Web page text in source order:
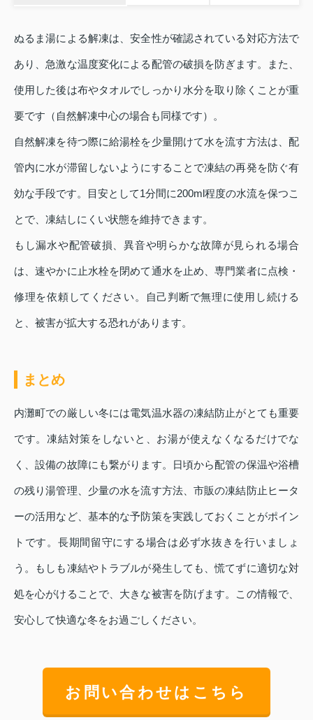
ぬるま湯による解凍は、安全性が確認されている対応方法で
あり、急激な温度変化による配管の破損を防ぎます。また、
使用した後は布やタオルでしっかり水分を取り除くことが重
要です（自然解凍中心の場合も同様です）。
自然解凍を待つ際に給湯栓を少量開けて水を流す方法は、配
管内に水が滞留しないようにすることで凍結の再発を防ぐ有
効な手段です。目安として1分間に200ml程度の水流を保つこ
とで、凍結しにくい状態を維持できます。
もし漏水や配管破損、異音や明らかな故障が見られる場合
は、速やかに止水栓を閉めて通水を止め、専門業者に点検・
修理を依頼してください。自己判断で無理に使用し続ける
と、被害が拡大する恐れがあります。
まとめ
内灘町での厳しい冬には電気温水器の凍結防止がとても重要
です。凍結対策をしないと、お湯が使えなくなるだけでな
く、設備の故障にも繋がります。日頃から配管の保温や浴槽
の残り湯管理、少量の水を流す方法、市販の凍結防止ヒータ
ーの活用など、基本的な予防策を実践しておくことがポイン
トです。長期間留守にする場合は必ず水抜きを行いましょ
う。もしも凍結やトラブルが発生しても、慌てずに適切な対
処を心がけることで、大きな被害を防げます。この情報で、
安心して快適な冬をお過ごしください。
お問い合わせはこちら